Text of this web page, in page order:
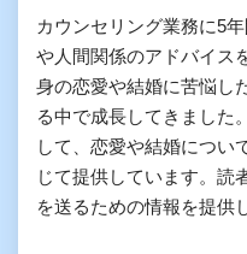
カウンセリング業務に5
や人間関係のアドバイス
身の恋愛や結婚に苦悩し
る中で成長してきました
して、恋愛や結婚につい
じて提供しています。読
を送るための情報を提供